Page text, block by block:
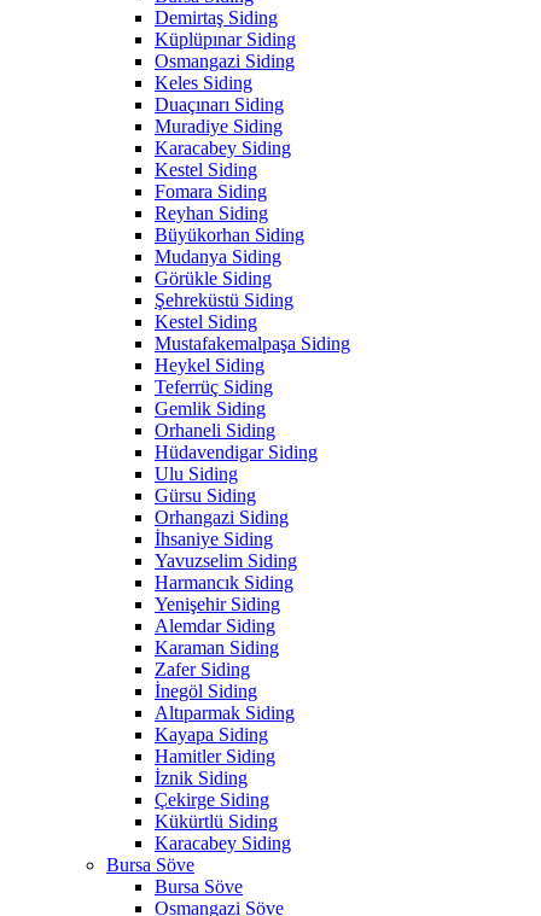
Demirtaş Siding
Küplüpınar Siding
Osmangazi Siding
Keles Siding
Duaçınarı Siding
Muradiye Siding
Karacabey Siding
Kestel Siding
Fomara Siding
Reyhan Siding
Büyükorhan Siding
Mudanya Siding
Görükle Siding
Şehreküstü Siding
Kestel Siding
Mustafakemalpaşa Siding
Heykel Siding
Teferrüç Siding
Gemlik Siding
Orhaneli Siding
Hüdavendigar Siding
Ulu Siding
Gürsu Siding
Orhangazi Siding
İhsaniye Siding
Yavuzselim Siding
Harmancık Siding
Yenişehir Siding
Alemdar Siding
Karaman Siding
Zafer Siding
İnegöl Siding
Altıparmak Siding
Kayapa Siding
Hamitler Siding
İznik Siding
Çekirge Siding
Kükürtlü Siding
Karacabey Siding
Bursa Söve
Bursa Söve
Osmangazi Söve